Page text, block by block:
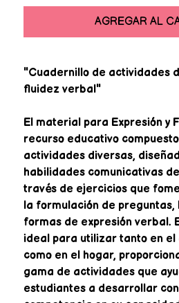
AGREGAR AL
"Cuadernillo de actividades
fluidez verbal"
El material para Expresión y
recurso educativo
actividades diversas,
habilidades comunicativas
través de ejercicios que
la formulación de preguntas,
formas de expresión verbal.
ideal para utilizar tanto en el
como en el hogar,
gama de actividades que
estudiantes a desarrollar